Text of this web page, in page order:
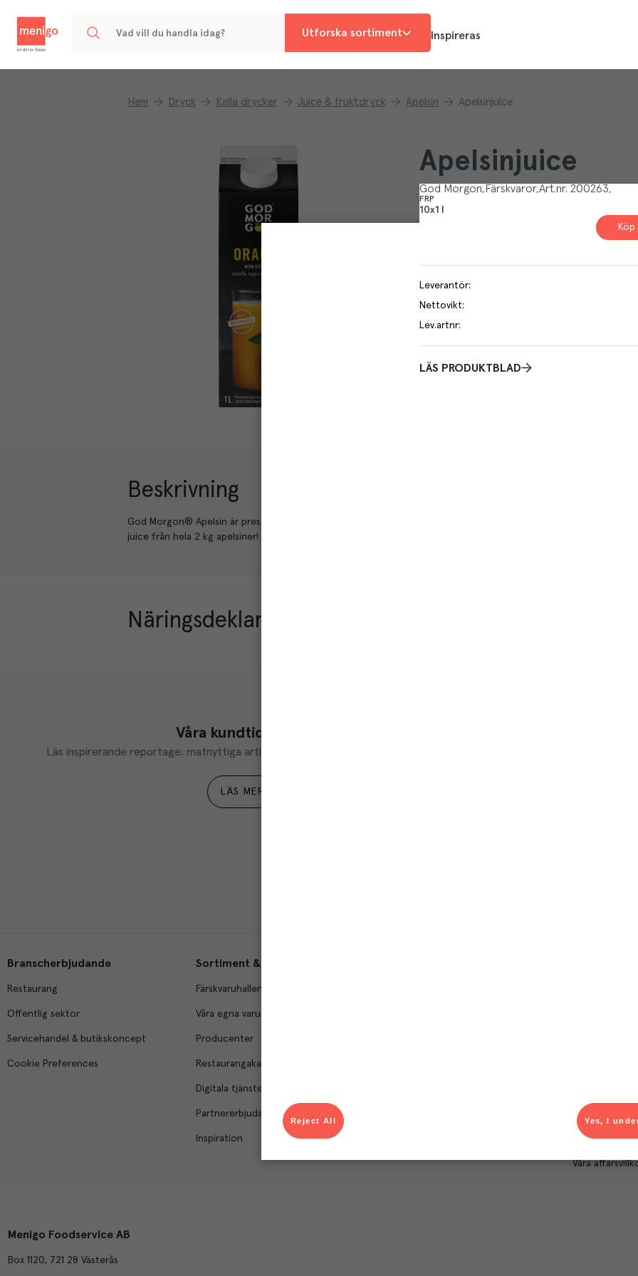
Utforska sortiment Inspireras
Hem Dryck Kalla drycker Juice & fruktdryck Apelsin Apelsinjuice
Apelsinjuice
God Morgon Färskvaror Art.nr. 200263
FRP
10x1 l
Köp
Leverantör:
Nettovikt:
Lev.artnr:
LÄS PRODUKTBLAD
Beskrivning
God Morgon® Apelsin är pressad av solmogna, handplockade apelsiner. I förpackningen finns
juice från hela 2 kg apelsiner!
Näringsdeklaration
Våra kundtidningar
Läs inspirerande reportage, matnyttiga artiklar och ta del av aktuella kampanjer.
LÄS MER
Du som är Menigo-
Branscherbjudande
Restaurang
Offentlig sektor
Servicehandel & butikskoncept
Cookie Preferences
Sortiment & tjänster
Färskvaruhallen
Våra egna varumärken
Producenter
Restaurangakademien
Digitala tjänster
Partnererbjudanden
Inspiration
Produktlarm
Våra
Menigo Foodservice AB
Box 1120, 721 28 Västerås
Yes, I
Reject All